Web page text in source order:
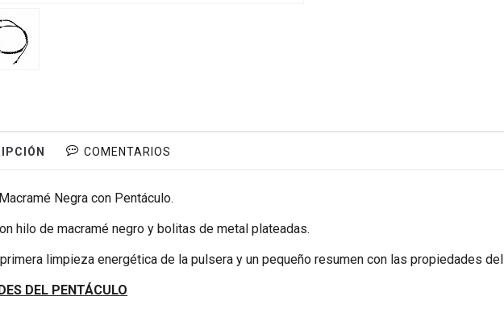
COMENTARIOS
Negra con Pentáculo.
hilo de macramé negro y bolitas de metal plateadas.
primera limpieza energética de la pulsera y un pequeño resumen con las propiedades
DEL PENTÁCULO